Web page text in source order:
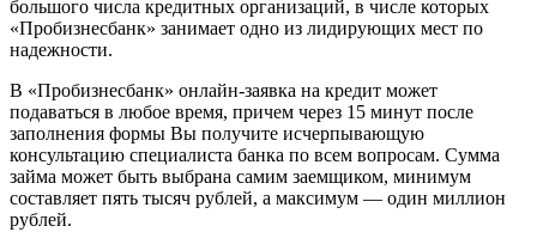
большого числа кредитных организаций, в числе которых
«Пробизнесбанк» занимает одно из лидирующих мест по
надежности.
В «Пробизнесбанк» онлайн-заявка на кредит может
подаваться в любое время, причем через 15 минут после
заполнения формы Вы получите исчерпывающую
консультацию специалиста банка по всем вопросам. Сумма
займа может быть выбрана самим заемщиком, минимум
составляет пять тысяч рублей, а максимум — один миллион
рублей.